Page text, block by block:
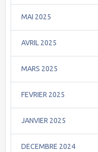
MAI 2025
AVRIL 2025
MARS 2025
FEVRIER 2025
JANVIER 2025
DECEMBRE 2024